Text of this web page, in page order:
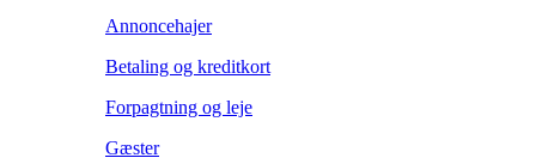
Annoncehajer
Betaling og kreditkort
Forpagtning og leje
Gæster